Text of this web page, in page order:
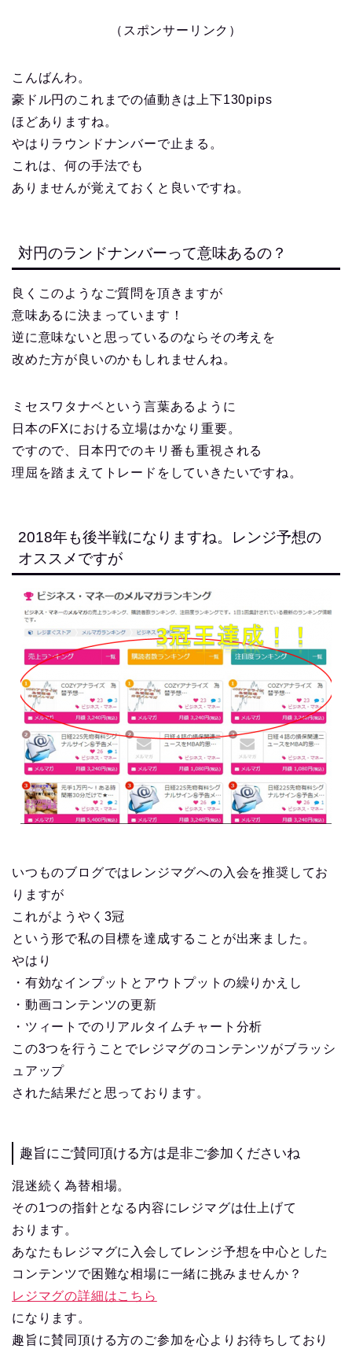
（スポンサーリンク）
こんばんわ。
豪ドル円のこれまでの値動きは上下130pips
ほどありますね。
やはりラウンドナンバーで止まる。
これは、何の手法でも
ありませんが覚えておくと良いですね。
対円のランドナンバーって意味あるの？
良くこのようなご質問を頂きますが
意味あるに決まっています！
逆に意味ないと思っているのならその考えを
改めた方が良いのかもしれませんね。
ミセスワタナベという言葉あるように
日本のFXにおける立場はかなり重要。
ですので、日本円でのキリ番も重視される
理屈を踏まえてトレードをしていきたいですね。
2018年も後半戦になりますね。レンジ予想の
オススメですが
いつものブログではレンジマグへの入会を推奨してお
りますが
これがようやく 3冠
という形で私の目標を達成することが出来ました。
やはり
・有効なインプットとアウトプットの繰りかえし
・動画コンテンツの更新
・ツィートでのリアルタイムチャート分析
この3つを行うことでレジマグのコンテンツがブラッシ
ュアップ
された結果だと思っております。
趣旨にご賛同頂ける方は是非ご参加くださいね
混迷続く為替相場。
その1つの指針となる内容にレジマグは仕上げて
おります。
あなたもレジマグに入会してレンジ予想を中心とした
コンテンツで困難な相場に一緒に挑みませんか？
レジマグの詳細はこちら
になります。
趣旨に賛同頂ける方のご参加を心よりお待ちしており